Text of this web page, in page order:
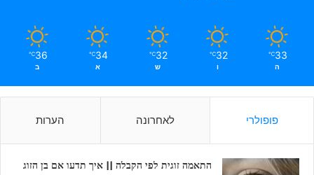
33
℃
ה
32
℃
ו
32
℃
ש
34
℃
א
36
℃
ב
פופולרי לאחרונה הערות
התאמה זוגית לפי הקבלה || איך תדעו אם בן הזוג